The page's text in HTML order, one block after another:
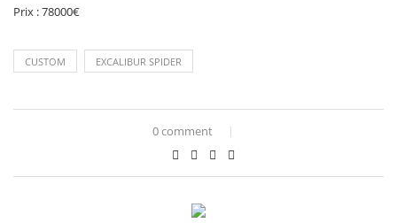
Prix : 78000€
CUSTOM EXCALIBUR SPIDER
0 comment